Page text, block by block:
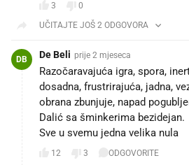
3
0
UČITAJTE JOŠ 2 ODGOVORA
DB De Beli prije 2 mjeseca
Razočaravajuća igra, spora,
dosadna, frustrirajuća, jadna,
obrana zbunjuje, napad
Dalić sa šminkerima bezidejan.
Sve u svemu jedna velika nula
12 3
ODGOVORITE